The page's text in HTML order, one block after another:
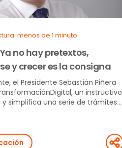
menos de 1 minuto
no hay pretextos,
y crecer es la consigna
el Presidente Sebastián Piñera
un instructivo
y simplifica una serie de trámites